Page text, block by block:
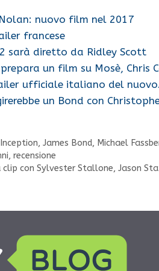
nuovo film nel 2017
francese
sarà diretto da Ridley Scott
un film su Mosè, Chris
ufficiale italiano del
un Bond con
Inception,James Bond, Michael
recensione
clip con Sylvester Stallone, Jason